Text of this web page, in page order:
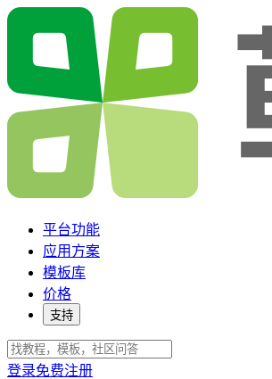
平台功能
应用方案
模板库
价格
支持
登录免费注册